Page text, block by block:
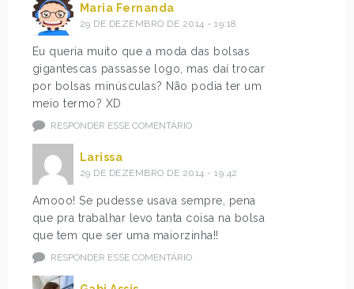
Maria Fernanda
29 DE DEZEMBRO DE 2014 - 19:18
Eu queria muito que a moda das bolsas
gigantescas passasse logo, mas daí trocar
por bolsas minúsculas? Não podia ter um
meio termo? XD
RESPONDER ESSE COMENTÁRIO
Larissa
29 DE DEZEMBRO DE 2014 - 19:42
Amooo! Se pudesse usava sempre, pena
que pra trabalhar levo tanta coisa na bolsa
que tem que ser uma maiorzinha!!
RESPONDER ESSE COMENTÁRIO